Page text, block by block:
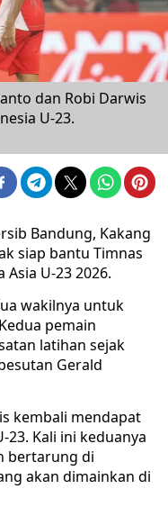
dan Robi Darwis
U-23.
Bandung, Kakang
siap bantu Timnas
U-23 2026.
wakilnya untuk
pemain
latihan sejak
Gerald
kembali mendapat
23. Kali ini keduanya
bertarung di
akan dimainkan di